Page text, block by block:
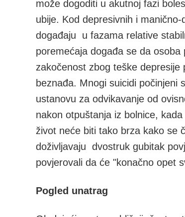
može dogoditi u akutnoj fazi
ubije. Kod depresivnih i
događaju u fazama relative
poremećaja događa se da
zakočenost zbog teške
beznađa. Mnogi suicidi počinjeni
ustanovu za odvikavanje od
nakon otpuštanja iz bolnice,
život neće biti tako brza kako se
doživljavaju dvostruk gubitak
povjerovali da će "konačno opet
Pogled unatrag